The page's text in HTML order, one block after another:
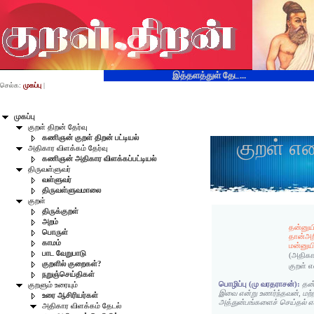
இத்தளத்துள் தேட...
முகப்பு
குறள் திறன் தேர்வு
கணிஞன் குறள் திறன் பட்டியல்
அதிகார விளக்கம் தேர்வு
கணிஞன் அதிகார விளக்கப்பட்டியல்
திருவள்ளுவர்
வள்ளுவர்
திருவள்ளுவமாலை
குறள்
திருக்குறள்
அறம்
பொருள்
காமம்
பாட வேறுபாடு
குறளில் குறைகள்?
நறுஞ்செய்திகள்
குறளும் உரையும்
உரை ஆசிரியர்கள்
அதிகார விளக்கம் தேடல்
செல்க: முகப்பு |
குறள்
குறள்
பொழிப்பு (மு வரதராசன்): தன்
இவை என்று உணர்ந்தவன், மற்ற
அத்துன்பங்களைச் செய்தல்